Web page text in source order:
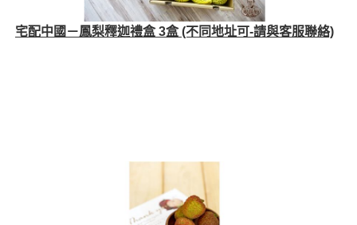
宅配中國－鳳梨釋迦禮盒 3盒 (不同地址可-請與客服聯絡)